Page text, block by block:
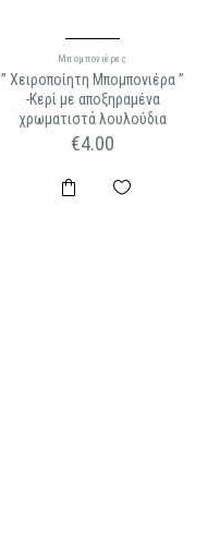
Μπομπονιέρες
” Χειροποίητη Μπομπονιέρα ”
-Κερί με αποξηραμένα
χρωματιστά λουλούδια
€4.00